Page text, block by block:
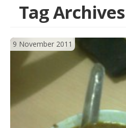
Tag
9 November 2011